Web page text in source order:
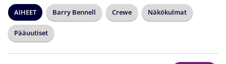
AIHEET Barry Bennell Crewe Näkökulmat
Pääuutiset